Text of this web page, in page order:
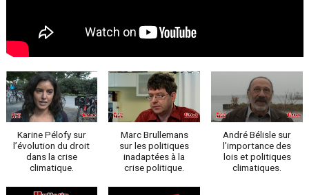
Karine Pélofy sur
l’évolution du droit
dans la crise
climatique.
Marc Brullemans
sur les politiques
inadaptées à la
crise politique.
André Bélisle sur
l’importance des
lois et politiques
climatiques.